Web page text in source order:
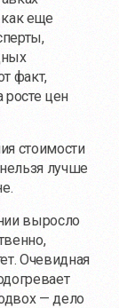
как еще
факт,
росте цен
стоимости
лучше
выросло
Очевидная
— дело